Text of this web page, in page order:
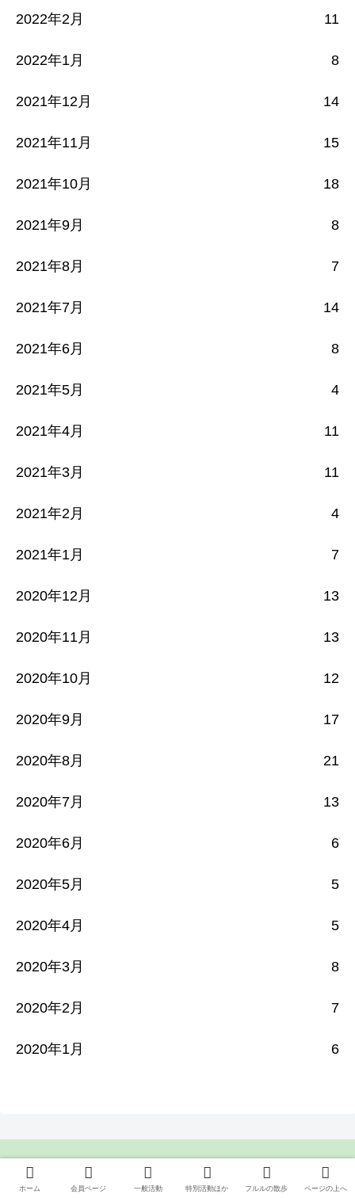
2022年2月 11
2022年1月 8
2021年12月 14
2021年11月 15
2021年10月 18
2021年9月 8
2021年8月 7
2021年7月 14
2021年6月 8
2021年5月 4
2021年4月 11
2021年3月 11
2021年2月 4
2021年1月 7
2020年12月 13
2020年11月 13
2020年10月 12
2020年9月 17
2020年8月 21
2020年7月 13
2020年6月 6
2020年5月 5
2020年4月 5
2020年3月 8
2020年2月 7
2020年1月 6
2026年8月
ホーム 会員ページ 一般活動 特別活動ほか フルルの散歩 ページの上へ